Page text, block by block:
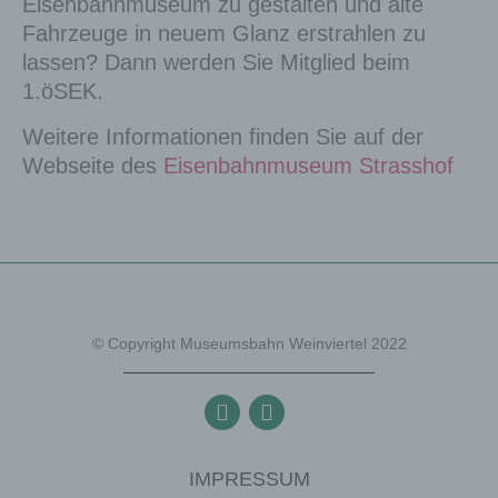
Fahrzeuge in neuem Glanz erstrahlen zu
lassen? Dann werden Sie Mitglied beim
1.öSEK.
Weitere Informationen finden Sie auf der
Webseite des Eisenbahnmuseum Strasshof
© Copyright Museumsbahn Weinviertel 2022
IMPRESSUM
Datenschutzbestim
mungen.
Die nachfolgenden
WordPress